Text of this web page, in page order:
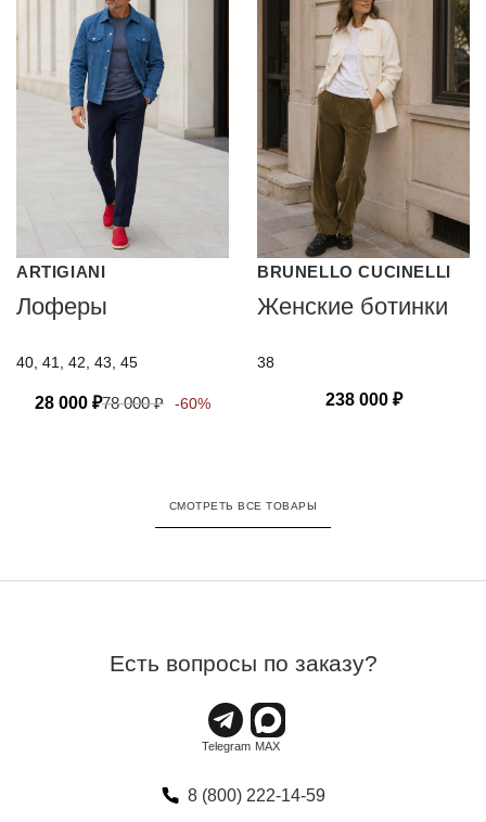
ARTIGIANI
Лоферы
40, 41, 42, 43, 45
28 000 ₽78 000₽ -60%
BRUNELLO CUCINELLI
Женские ботинки
38
238 000 ₽
СМОТРЕТЬ ВСЕ ТОВАРЫ
Есть вопросы по заказу?
8 (800) 222-14-59